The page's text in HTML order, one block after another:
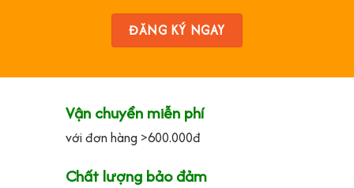
ĐĂNG KÝ NGAY
Vận chuyển miễn phí
với đơn hàng >600.000đ
Chất lượng bảo đảm